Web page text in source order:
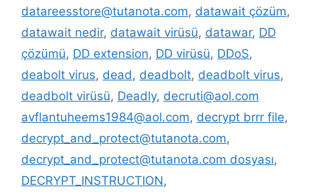
datareesstore@tutanota.com, datawait çözüm,
datawait nedir, datawait virüsü, datawar, DD
çözümü, DD extension, DD virüsü, DDoS,
deabolt virus, dead, deadbolt, deadbolt virus,
deadbolt virüsü, Deadly, decruti@aol.com
avflantuheems1984@aol.com, decrypt brrr file,
decrypt_and_protect@tutanota.com,
decrypt_and_protect@tutanota.com dosyası,
DECRYPT_INSTRUCTION,